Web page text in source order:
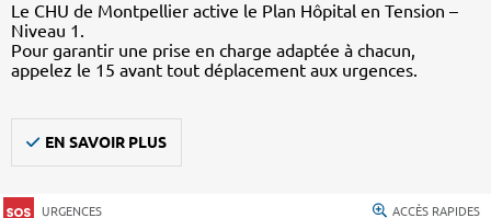
Le CHU de Montpellier active le Plan Hôpital en Tension –
Niveau 1.
Pour garantir une prise en charge adaptée à chacun,
appelez le 15 avant tout déplacement aux urgences.
EN SAVOIR PLUS
URGENCES ACCÈS RAPIDES